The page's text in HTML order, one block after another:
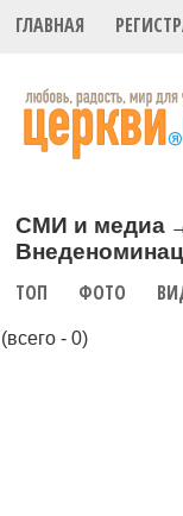
ГЛАВНАЯ
СМИ и медиа
ТОП ФОТО
(всего - 0)